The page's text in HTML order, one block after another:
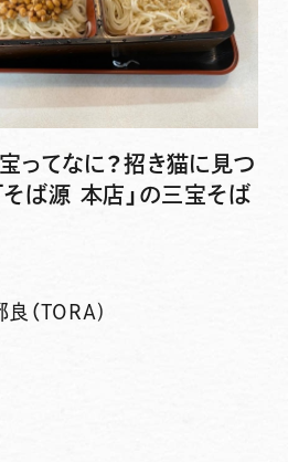
ってなに？招き猫に見つ
そば源 本店」の三宝そば
良（TORA)